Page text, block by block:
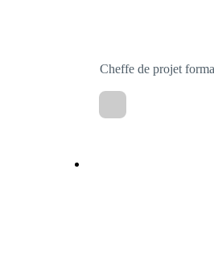
Cheffe de projet